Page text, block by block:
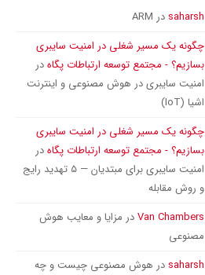
saharsh در ARM
چگونه یک مسیر شغلی در امنیت سایبری
بسازیم؟ - مجتمع توسعه ارتباطات پگاهدر
امنیت سایبری در هوش مصنوعی و اینترنت
اشیا (IoT)
چگونه یک مسیر شغلی در امنیت سایبری
بسازیم؟ - مجتمع توسعه ارتباطات پگاهدر
امنیت سایبری برای مبتدیان — ۵ تهدید رایج
و روش مقابله
Van Chambersدر مزایا و معایب هوش
مصنوعی
saharsh در هوش مصنوعی چیست و چه